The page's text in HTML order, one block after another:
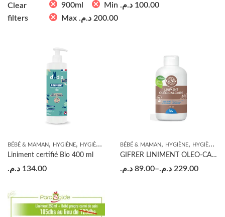
Clear
filters
900ml Min 100.00 د.م.
Max
200.00 د.م.
BÉBÉ & MAMAN, HYGIÈNE, HYGIÈNE BÉBÉ
Liniment certifié Bio 400 ml
134.00 د.م.
BÉBÉ & MAMAN, HYGIÈNE, HYGIÈNE BÉBÉ
GIFRER LINIMENT OLEO-CALCAIRE
89.00 د.م. – 229.00 د.م.